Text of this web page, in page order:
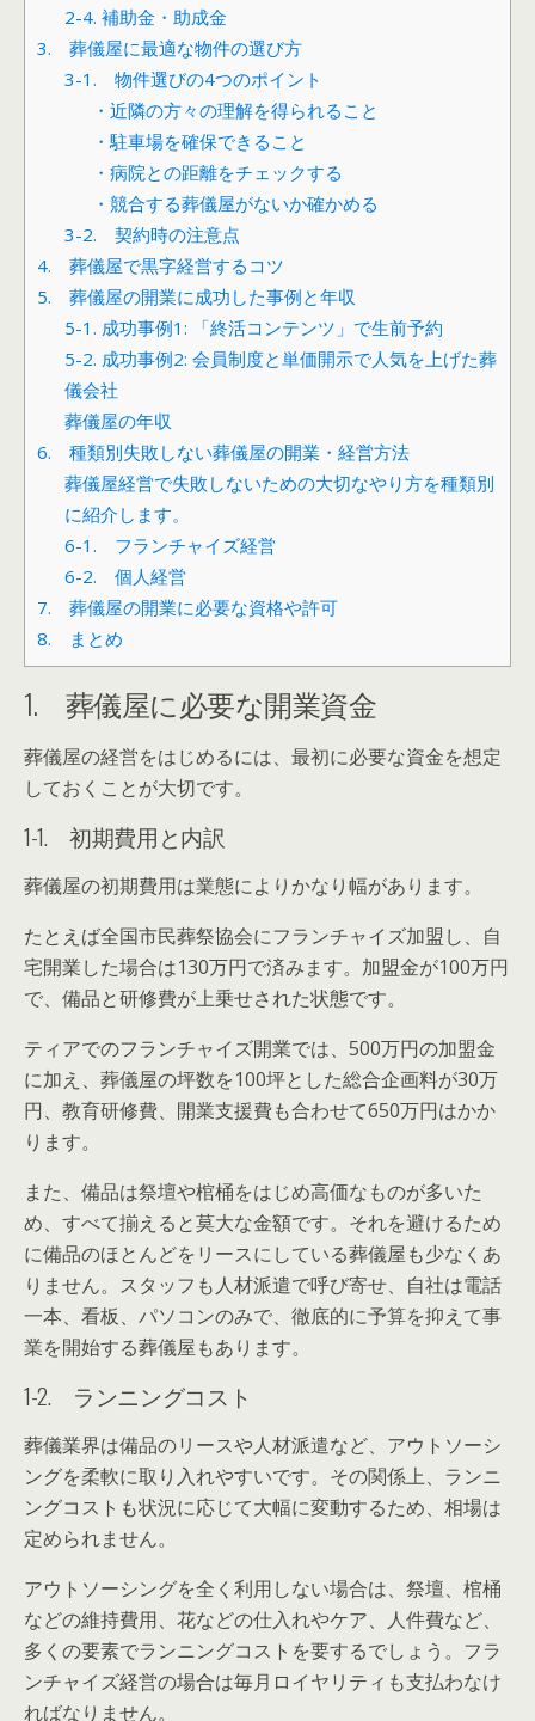
2-4. 補助金・助成金
3. 葬儀屋に最適な物件の選び方
3-1. 物件選びの4つのポイント
・近隣の方々の理解を得られること
・駐車場を確保できること
・病院との距離をチェックする
・競合する葬儀屋がないか確かめる
3-2. 契約時の注意点
4. 葬儀屋で黒字経営するコツ
5. 葬儀屋の開業に成功した事例と年収
5-1. 成功事例1: 「終活コンテンツ」で生前予約
5-2. 成功事例2: 会員制度と単価開示で人気を上げた葬
儀会社
葬儀屋の年収
6. 種類別失敗しない葬儀屋の開業・経営方法
葬儀屋経営で失敗しないための大切なやり方を種類別
に紹介します。
6-1. フランチャイズ経営
6-2. 個人経営
7. 葬儀屋の開業に必要な資格や許可
8. まとめ
1. 葬儀屋に必要な開業資金
葬儀屋の経営をはじめるには、最初に必要な資金を想定
しておくことが大切です。
1-1. 初期費用と内訳
葬儀屋の初期費用は業態によりかなり幅があります。
たとえば全国市民葬祭協会にフランチャイズ加盟し、自
宅開業した場合は130万円で済みます。加盟金が100万円
で、備品と研修費が上乗せされた状態です。
ティアでのフランチャイズ開業では、500万円の加盟金
に加え、葬儀屋の坪数を100坪とした総合企画料が30万
円、教育研修費、開業支援費も合わせて650万円はかか
ります。
また、備品は祭壇や棺桶をはじめ高価なものが多いた
め、すべて揃えると莫大な金額です。それを避けるため
に備品のほとんどをリースにしている葬儀屋も少なくあ
りません。スタッフも人材派遣で呼び寄せ、自社は電話
一本、看板、パソコンのみで、徹底的に予算を抑えて事
業を開始する葬儀屋もあります。
1-2. ランニングコスト
葬儀業界は備品のリースや人材派遣など、アウトソーシ
ングを柔軟に取り入れやすいです。その関係上、ランニ
ングコストも状況に応じて大幅に変動するため、相場は
定められません。
アウトソーシングを全く利用しない場合は、祭壇、棺桶
などの維持費用、花などの仕入れやケア、人件費など、
多くの要素でランニングコストを要するでしょう。フラ
ンチャイズ経営の場合は毎月ロイヤリティも支払わなけ
ればなりません。